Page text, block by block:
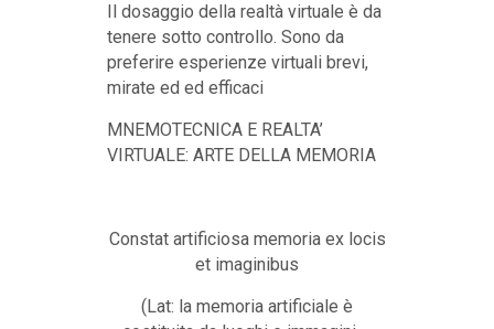
Il dosaggio della realtà virtuale è da
tenere sotto controllo. Sono da
preferire esperienze virtuali brevi,
mirate ed ed efficaci
MNEMOTECNICA E REALTA’
VIRTUALE: ARTE DELLA MEMORIA
Constat artificiosa memoria ex locis
et imaginibus
(Lat: la memoria artificiale è